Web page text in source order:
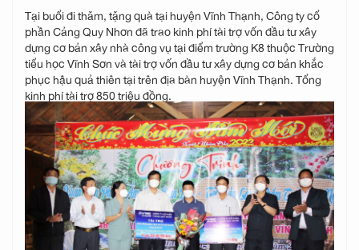
Tại buổi đi thăm, tặng quà tại huyện Vĩnh Thạnh, Công ty cổ
phần Cảng Quy Nhơn đã trao kinh phí tài trợ vốn đầu tư xây
dựng cơ bản xây nhà công vụ tại điểm trường K8 thuộc Trường
tiểu học Vĩnh Sơn và tài trợ vốn đầu tư xây dựng cơ bản khắc
phục hậu quả thiên tại trên địa bàn huyện Vĩnh Thạnh. Tổng
kinh phí tài trợ 850 triệu đồng.